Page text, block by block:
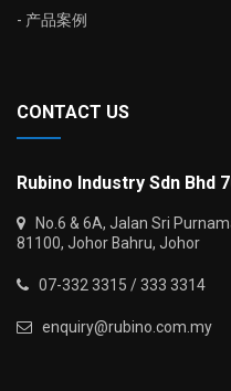
产品案例
CONTACT US
Rubino Industry Sdn Bhd
No.6 & 6A, Jalan Sri
81100, Johor Bahru, Johor
07-332 3315 / 333 3314
enquiry@rubino.com.my